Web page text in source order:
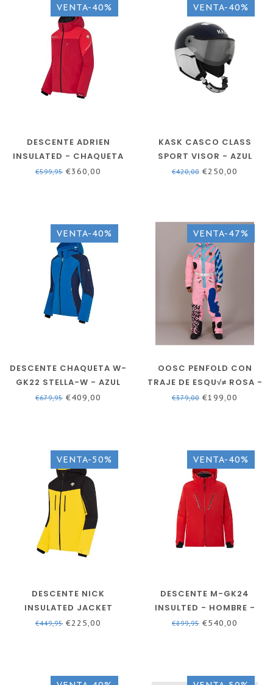
VENTA-40%
DESCENTE ADRIEN
INSULATED - CHAQUETA
DE ESQUÍ - HOMBRE -
€599,95 €360,00
VENTA-40%
KASK CASCO CLASS
SPORT VISOR - AZUL
MARINO - VISERA
€420,00 €250,00
VENTA-40%
DESCENTE CHAQUETA W-
GK22 STELLA-W - AZUL
VUELTA
€679,95 €409,00
VENTA-47%
OOSC PENFOLD CON
TRAJE DE ESQU√≠ ROSA -
HOMBRE / UNISEX
€379,00 €199,00
VENTA-50%
DESCENTE NICK
INSULATED JACKET
YELLOW - CHAQUETA DE
€449,95 €225,00
VENTA-40%
DESCENTE M-GK24
INSULTED - HOMBRE -
ROJO - CHAQUETA DE
€899,95 €540,00